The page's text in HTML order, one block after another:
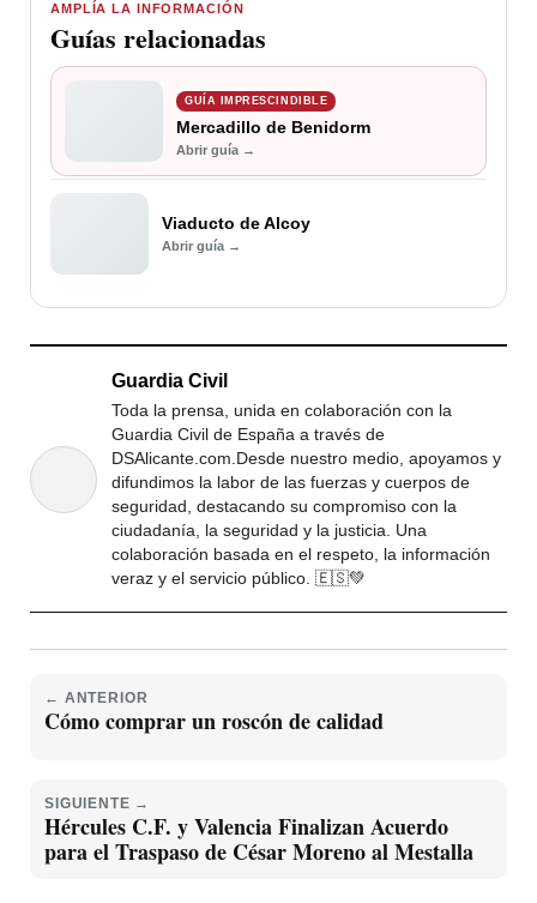
AMPLÍA LA INFORMACIÓN
Guías relacionadas
GUÍA IMPRESCINDIBLE
Mercadillo de Benidorm
Abrir guía →
Viaducto de Alcoy
Abrir guía →
Guardia Civil
Toda la prensa, unida en colaboración con la
Guardia Civil de España a través de
DSAlicante.com.Desde nuestro medio, apoyamos y
difundimos la labor de las fuerzas y cuerpos de
seguridad, destacando su compromiso con la
ciudadanía, la seguridad y la justicia. Una
colaboración basada en el respeto, la información
veraz y el servicio público. 🇪🇸💚
← ANTERIOR
Cómo comprar un roscón de calidad
SIGUIENTE →
Hércules C.F. y Valencia Finalizan Acuerdo
para el Traspaso de César Moreno al Mestalla